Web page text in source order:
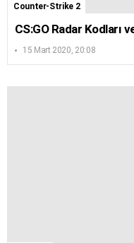
Counter-Strike 2
CS:GO Radar Kodları
15 Mart 2020, 20:08